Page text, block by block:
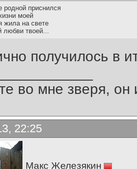
родной приснился
моей
жила на свете
любви твоей...
получилось в
во мне зверя, он
22:25
Макс Железякин